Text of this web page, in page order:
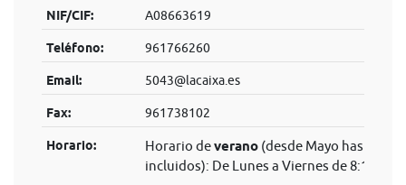
NIF/CIF: A08663619
Teléfono: 961766260
Email: 5043@lacaixa.es
Fax: 961738102
Horario: Horario deverano(desde Mayo hasta
incluidos): De Lunes a Viernes de 8:15 a